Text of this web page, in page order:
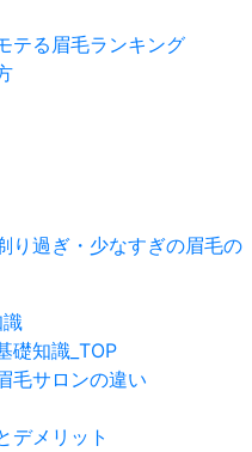
テる眉毛ランキング
り過ぎ・少なすぎの眉毛の
礎知識_TOP
毛サロンの違い
デメリット